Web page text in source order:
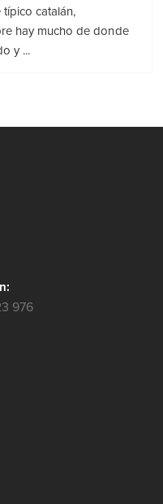
típico catalán,
hay mucho de donde
y ...
976